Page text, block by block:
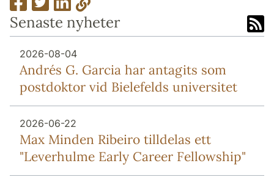
Senaste nyheter
2026-08-04
Andrés G. Garcia har antagits som
postdoktor vid Bielefelds universitet
2026-06-22
Max Minden Ribeiro tilldelas ett
"Leverhulme Early Career Fellowship"